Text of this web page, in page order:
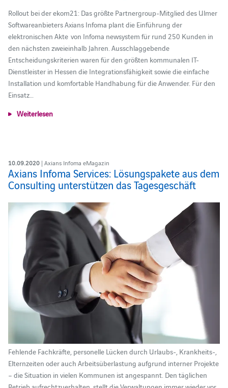
Rollout bei der ekom21: Das größte Partnergroup-Mitglied des Ulmer
Softwareanbieters Axians Infoma plant die Einführung der
elektronischen Akte von Infoma newsystem für rund 250 Kunden in
den nächsten zweieinhalb Jahren. Ausschlaggebende
Entscheidungskriterien waren für den größten kommunalen IT-
Dienstleister in Hessen die Integrationsfähigkeit sowie die einfache
Installation und komfortable Handhabung für die Anwender. Für den
Einsatz…
Weiterlesen
10.09.2020| Axians Infoma eMagazin
Axians Infoma Services: Lösungspakete aus dem
Consulting unterstützen das Tagesgeschäft
Fehlende Fachkräfte, personelle Lücken durch Urlaubs-, Krankheits-,
Elternzeiten oder auch Arbeitsüberlastung aufgrund interner Projekte
– die Situation in vielen Kommunen ist angespannt. Den täglichen